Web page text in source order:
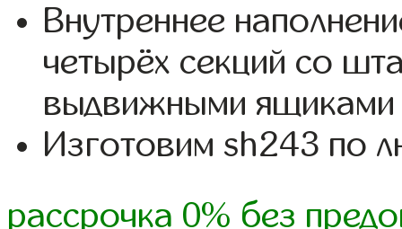
Внутреннее
четырёх секций со
выдвижными ящиками
Изготовим sh243 по
рассрочка 0% без